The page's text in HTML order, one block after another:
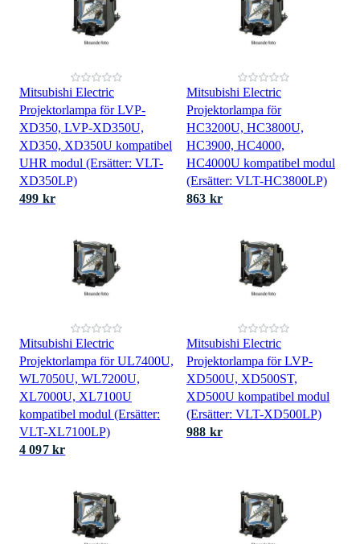
Mitsubishi Electric
Projektorlampa för LVP-
XD350, LVP-XD350U,
XD350, XD350U kompatibel
UHR modul (Ersätter: VLT-
XD350LP)
499 kr
Mitsubishi Electric
Projektorlampa för
HC3200U, HC3800U,
HC3900, HC4000,
HC4000U kompatibel modul
(Ersätter: VLT-HC3800LP)
863 kr
Mitsubishi Electric
Projektorlampa för UL7400U,
WL7050U, WL7200U,
XL7000U, XL7100U
kompatibel modul (Ersätter:
VLT-XL7100LP)
4 097 kr
Mitsubishi Electric
Projektorlampa för LVP-
XD500U, XD500ST,
XD500U kompatibel modul
(Ersätter: VLT-XD500LP)
988 kr